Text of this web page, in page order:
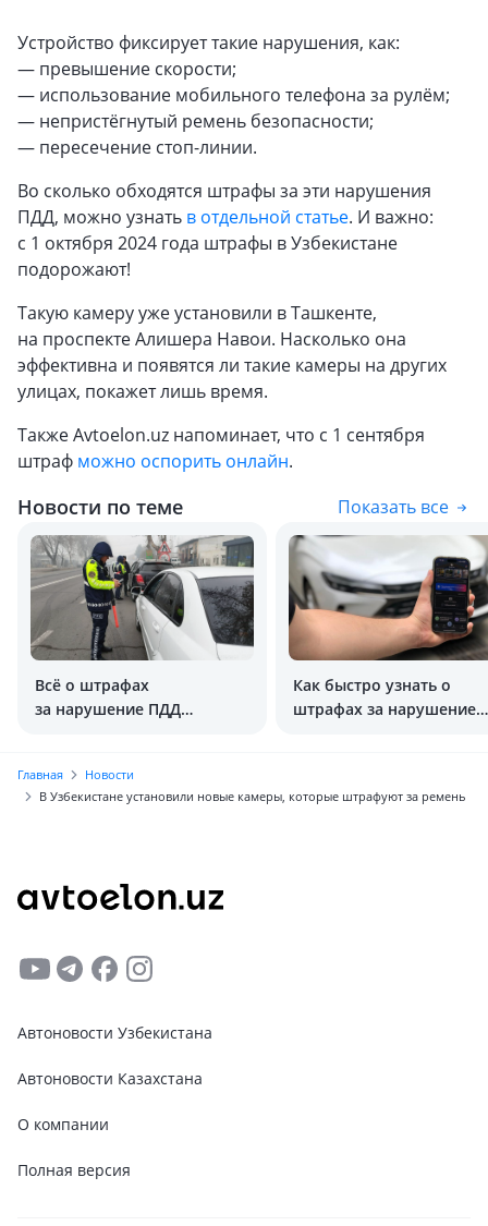
Устройство фиксирует такие нарушения, как:
— превышение скорости;
— использование мобильного телефона за рулём;
— непристёгнутый ремень безопасности;
— пересечение стоп-линии.
Во сколько обходятся штрафы за эти нарушения
ПДД, можно узнать в отдельной статье. И важно:
с 1 октября 2024 года штрафы в Узбекистане
подорожают!
Такую камеру уже установили в Ташкенте,
на проспекте Алишера Навои. Насколько она
эффективна и появятся ли такие камеры на других
улицах, покажет лишь время.
Также Avtoelon.uz напоминает, что с 1 сентября
штраф можно оспорить онлайн.
Новости по теме Показать все
Всё о штрафах
за нарушение ПДД
Как быстро узнать о
штрафах за нарушение
Главная
Новости
В Узбекистане установили новые камеры, которые штрафуют за ремень
Автоновости Узбекистана
Автоновости Казахстана
О компании
Полная версия